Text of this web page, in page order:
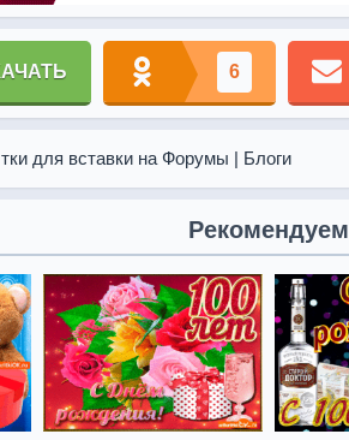
6
для вставки на Форумы | Блоги
Рекомендуем